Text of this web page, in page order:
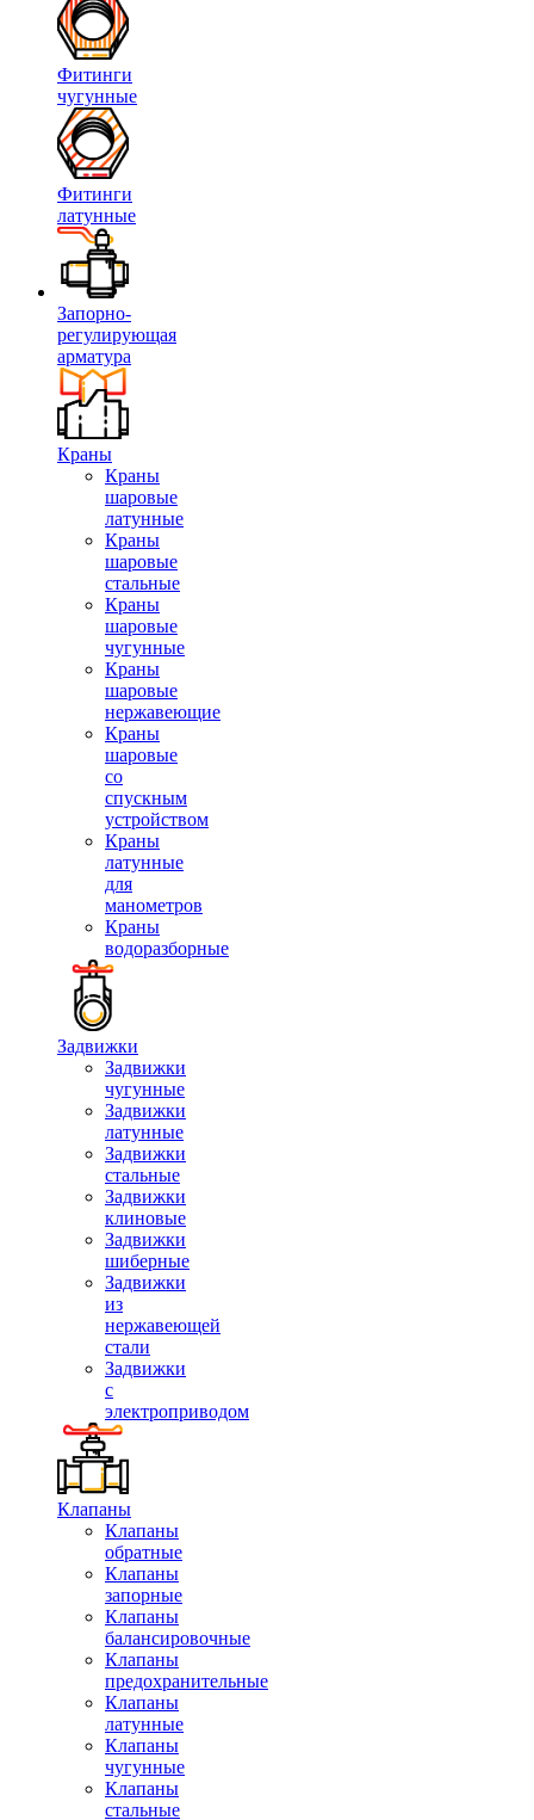
Фитинги
чугунные
Фитинги
латунные
Запорно-
регулирующая
арматура
Краны
Краны
шаровые
латунные
Краны
шаровые
стальные
Краны
шаровые
чугунные
Краны
шаровые
нержавеющие
Краны
шаровые
со
спускным
устройством
Краны
латунные
для
манометров
Краны
водоразборные
Задвижки
Задвижки
чугунные
Задвижки
латунные
Задвижки
стальные
Задвижки
клиновые
Задвижки
шиберные
Задвижки
из
нержавеющей
стали
Задвижки
с
электроприводом
Клапаны
Клапаны
обратные
Клапаны
запорные
Клапаны
балансировочные
Клапаны
предохранительные
Клапаны
латунные
Клапаны
чугунные
Клапаны
стальные